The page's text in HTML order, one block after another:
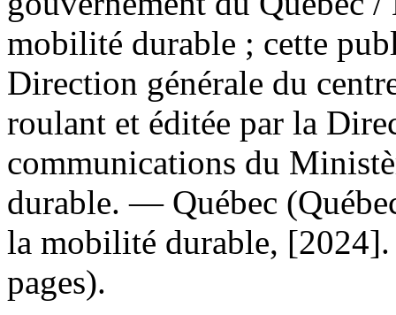
mobilité durable ; cette
Direction générale du
roulant et éditée par la
communications du
durable. — Québec
la mobilité durable,
pages).